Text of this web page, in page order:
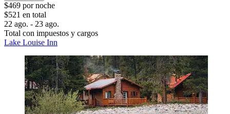
$469 por noche
$521 en total
22 ago. - 23 ago.
Total con impuestos y cargos
Lake Louise Inn